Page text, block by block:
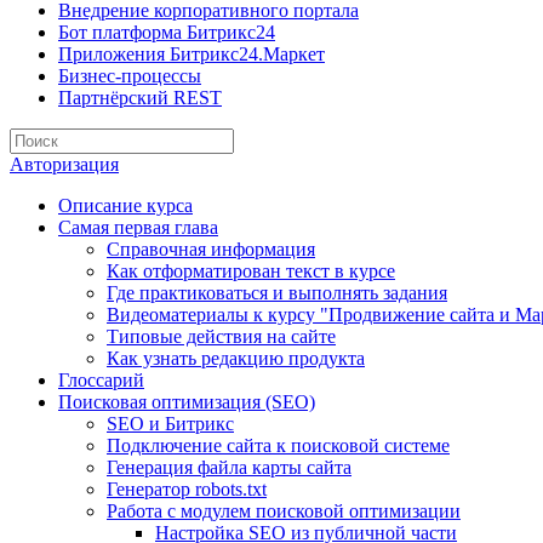
Внедрение корпоративного портала
Бот платформа Битрикс24
Приложения Битрикс24.Маркет
Бизнес-процессы
Партнёрский REST
Авторизация
Описание курса
Самая первая глава
Справочная информация
Как отформатирован текст в курсе
Где практиковаться и выполнять задания
Видеоматериалы к курсу "Продвижение сайта и
Типовые действия на сайте
Как узнать редакцию продукта
Глоссарий
Поисковая оптимизация (SEO)
SEO и Битрикс
Подключение сайта к поисковой системе
Генерация файла карты сайта
Генератор robots.txt
Работа с модулем поисковой оптимизации
Настройка SEO из публичной части